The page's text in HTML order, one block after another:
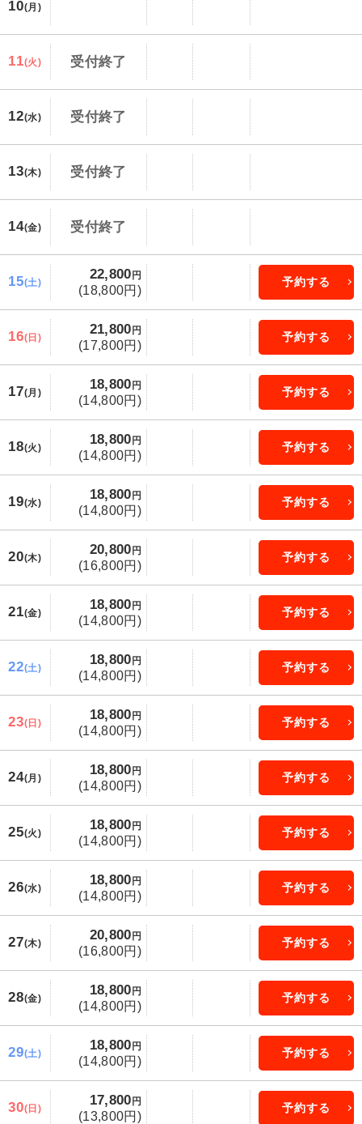
10(月)
11(火) 受付終了
12(水) 受付終了
13(木) 受付終了
14(金) 受付終了
15(土)
22,800 円
(18,800円)
予約する
16(日)
21,800 円
(17,800円)
予約する
17(月)
18,800 円
(14,800円)
予約する
18(火)
18,800 円
(14,800円)
予約する
19(水)
18,800 円
(14,800円)
予約する
20(木)
20,800 円
(16,800円)
予約する
21(金)
18,800 円
(14,800円)
予約する
22(土)
18,800 円
(14,800円)
予約する
23(日)
18,800 円
(14,800円)
予約する
24(月)
18,800 円
(14,800円)
予約する
25(火)
18,800 円
(14,800円)
予約する
26(水)
18,800 円
(14,800円)
予約する
27(木)
20,800 円
(16,800円)
予約する
28(金)
18,800 円
(14,800円)
予約する
29(土)
18,800 円
(14,800円)
予約する
30(日)
17,800 円
(13,800円)
予約する